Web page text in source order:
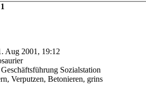
1
Aug 2001, 19:12
Geschäftsführung Sozialstation
Verputzen, Betonieren, grins